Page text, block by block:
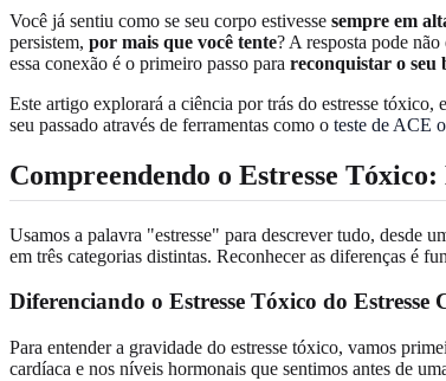
Você já sentiu como se seu corpo estivesse sempre em
persistem, por mais que você tente? A resposta pode
essa conexão é o primeiro passo para reconquistar o seu
Este artigo explorará a ciência por trás do estresse
seu passado através de ferramentas como o teste de ACE
Compreendendo o Estresse Tóxico:
Usamos a palavra "estresse" para descrever tudo, desde
em três categorias distintas. Reconhecer as diferenças é
Diferenciando o Estresse Tóxico do Estresse
Para entender a gravidade do estresse tóxico, vamos
cardíaca e nos níveis hormonais que sentimos antes de